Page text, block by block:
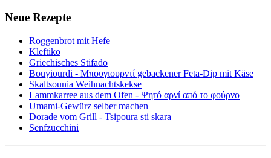
Neue Rezepte
Roggenbrot mit Hefe
Kleftiko
Griechisches Stifado
Bouyiourdi - Μπουγιουρντί gebackener Feta-Dip mit Käse
Skaltsounia Weihnachtskekse
Lammkarree aus dem Ofen - Ψητό αρνί από το φούρνο
Umami-Gewürz selber machen
Dorade vom Grill - Tsipoura sti skara
Senfzucchini